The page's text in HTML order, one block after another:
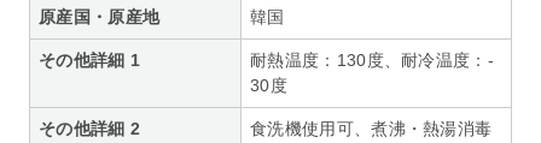
原産国・原産地 韓国
その他詳細 1
耐熱温度：130度、耐冷温度：-
30度
その他詳細 2
食洗機使用可、煮沸・熱湯消毒